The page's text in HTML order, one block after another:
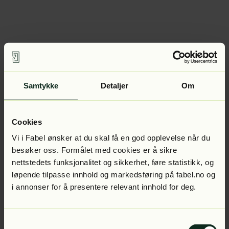
Samtykke Detaljer Om
Cookies
Vi i Fabel ønsker at du skal få en god opplevelse når du
besøker oss. Formålet med cookies er å sikre
nettstedets funksjonalitet og sikkerhet, føre statistikk, og
løpende tilpasse innhold og markedsføring på fabel.no og
i annonser for å presentere relevant innhold for deg.